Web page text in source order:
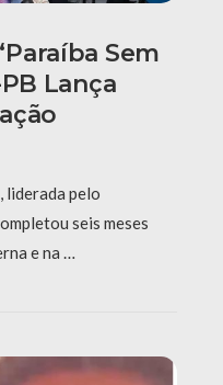
Sem
Lança
liderada pelo
seis meses
e na …